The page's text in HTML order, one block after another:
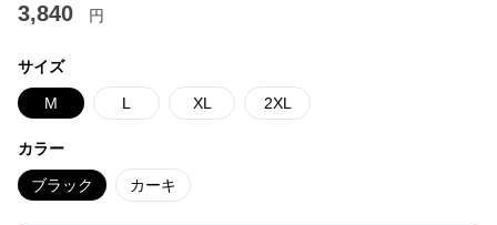
3,840 円
サイズ
M L XL 2XL
カラー
ブラック カーキ